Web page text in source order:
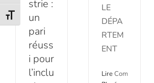
Changer la taille de la police
LE
DÉPA
RTEM
ENT
LireCommentaires
strie :
un
pari
réuss
i pour
l’inclu